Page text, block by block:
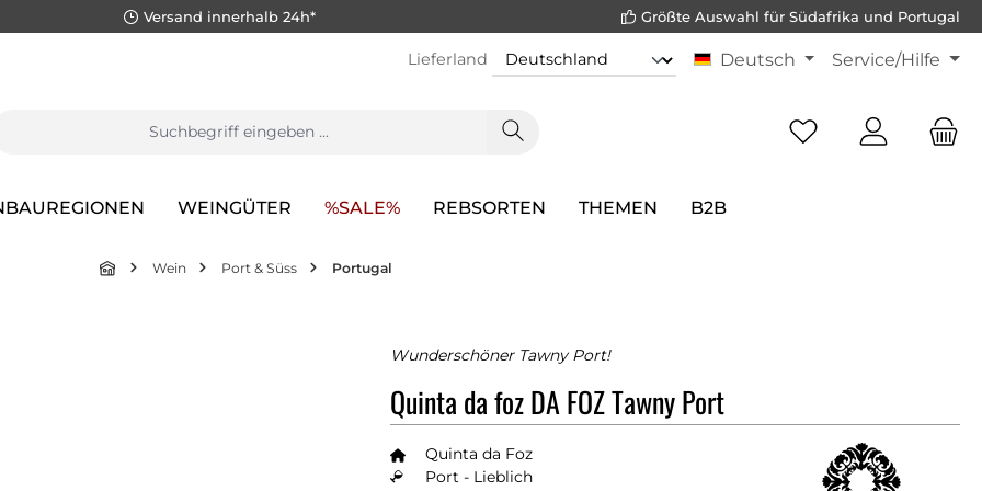
Versand innerhalb 24h* Größte Auswahl für Südafrika und Portugal
Lieferland Deutsch Service/Hilfe
WEINGÜTER %SALE% REBSORTEN THEMEN B2B
Wein Port & Süss Portugal
Wunderschöner Tawny Port!
Quinta da foz DA FOZ Tawny Port
Quinta da Foz
Port - Lieblich